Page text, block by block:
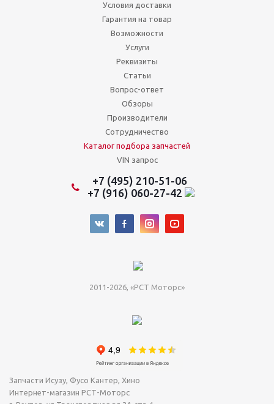
Условия доставки
Гарантия на товар
Возможности
Услуги
Реквизиты
Статьи
Вопрос-ответ
Обзоры
Производители
Сотрудничество
Каталог подбора запчастей
VIN запрос
+7 (495) 210-51-06
+7 (916) 060-27-42
2011-2026, «РСТ Моторс»
Запчасти Исузу, Фусо Кантер, Хино
Интернет-магазин РСТ-Моторс